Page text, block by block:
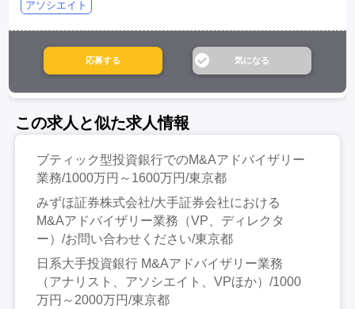
アソシエイト
この求人と似た求人情報
ブティック型投資銀行でのM&Aアドバイザリー
業務/1000万円～1600万円/東京都
みずほ証券株式会社/大手証券会社における
M&Aアドバイザリー業務（VP、ディレクタ
ー）/お問い合わせください/東京都
日系大手投資銀行 M&Aアドバイザリー業務
（アナリスト、アソシエイト、VPほか）/1000
万円～2000万円/東京都